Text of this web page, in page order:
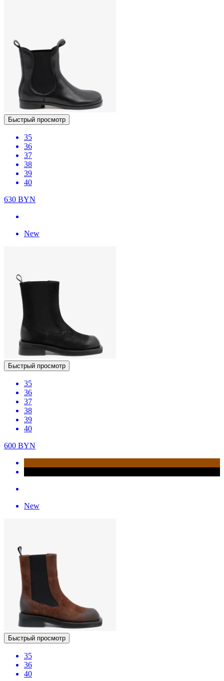
Быстрый просмотр
35
36
37
38
39
40
630 BYN
New
Быстрый просмотр
35
36
37
38
39
40
600 BYN
New
Быстрый просмотр
35
36
40